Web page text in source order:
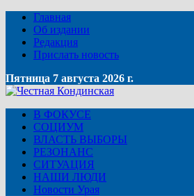
Главная
Об издании
Редакция
Прислать новость
Пятница 7 августа 2026 г.
В ФОКУСЕ
СОЦИУМ
ВЛАСТЬ ВЫБОРЫ
РЕЗОНАНС
СИТУАЦИЯ
НАШИ ЛЮДИ
Новости Урая